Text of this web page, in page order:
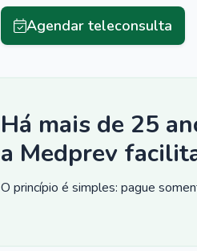
Agendar teleconsulta
Há mais de 25
a Medprev
O princípio é simples: pague